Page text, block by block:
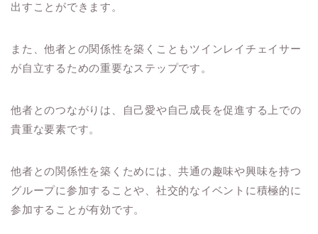
出すことができます。
また、他者との関係性を築くこともツインレイチェイサー
が自立するための重要なステップです。
他者とのつながりは、自己愛や自己成長を促進する上での
貴重な要素です。
他者との関係性を築くためには、共通の趣味や興味を持つ
グループに参加することや、社交的なイベントに積極的に
参加することが有効です。